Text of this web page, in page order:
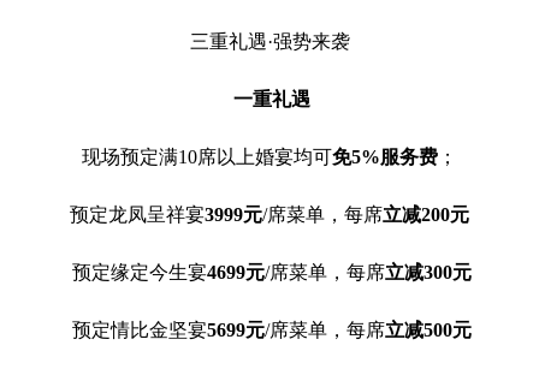
三重礼遇·强势来袭
一重礼遇
现场预定满10席以上婚宴均可免5%服务费 ；
预定龙凤呈祥宴3999元/席菜单，每席立减200元
预定缘定今生宴4699元/席菜单，每席立减300元
预定情比金坚宴5699元/席菜单，每席立减500元